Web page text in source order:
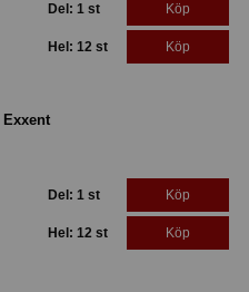
Del: 1 st Köp
Hel: 12 st Köp
Exxent
Del: 1 st Köp
Hel: 12 st Köp